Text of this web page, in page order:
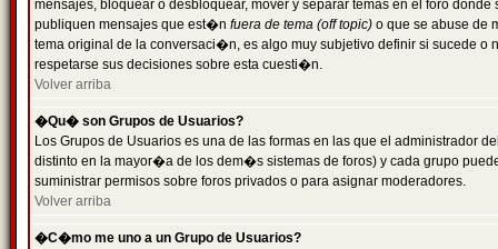
mensajes, bloquear o desbloquear, mover y separar temas en el foro
publiquen mensajes que est�n fuera de tema (off topic) o que se abuse de
tema original de la conversaci�n, es algo muy subjetivo definir si sucede
respetarse sus decisiones sobre esta cuesti�n.
Volver arriba
�Qu� son Grupos de Usuarios?
Los Grupos de Usuarios es una de las formas en las que el administrador
distinto en la mayor�a de los dem�s sistemas de foros) y cada grupo
suministrar permisos sobre foros privados o para asignar moderadores.
Volver arriba
�C�mo me uno a un Grupo de Usuarios?